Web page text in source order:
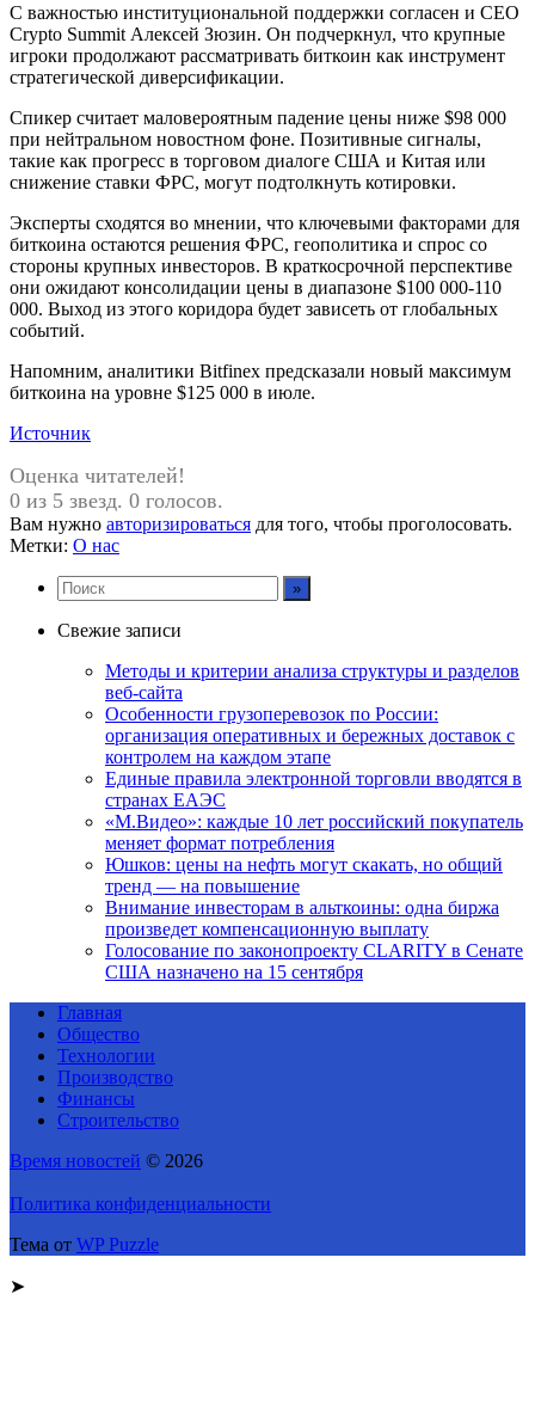
С важностью институциональной поддержки согласен и CEO
Crypto Summit Алексей Зюзин. Он подчеркнул, что крупные
игроки продолжают рассматривать биткоин как инструмент
стратегической диверсификации.
Спикер считает маловероятным падение цены ниже $98 000
при нейтральном новостном фоне. Позитивные сигналы,
такие как прогресс в торговом диалоге США и Китая или
снижение ставки ФРС, могут подтолкнуть котировки.
Эксперты сходятся во мнении, что ключевыми факторами для
биткоина остаются решения ФРС, геополитика и спрос со
стороны крупных инвесторов. В краткосрочной перспективе
они ожидают консолидации цены в диапазоне $100 000-110
000. Выход из этого коридора будет зависеть от глобальных
событий.
Напомним, аналитики Bitfinex предсказали новый максимум
биткоина на уровне $125 000 в июле.
Источник
Оценка читателей!
0 из 5 звезд. 0 голосов.
Вам нужно авторизироваться для того, чтобы проголосовать.
Метки: О нас
Свежие записи
Методы и критерии анализа структуры и разделов
веб-сайта
Особенности грузоперевозок по России:
организация оперативных и бережных доставок с
контролем на каждом этапе
Единые правила электронной торговли вводятся в
странах ЕАЭС
«М.Видео»: каждые 10 лет российский покупатель
меняет формат потребления
Юшков: цены на нефть могут скакать, но общий
тренд — на повышение
Внимание инвесторам в альткоины: одна биржа
произведет компенсационную выплату
Голосование по законопроекту CLARITY в Сенате
США назначено на 15 сентября
Главная
Общество
Технологии
Производство
Финансы
Строительство
Время новостей © 2026
Политика конфиденциальности
Тема от WP Puzzle
➤